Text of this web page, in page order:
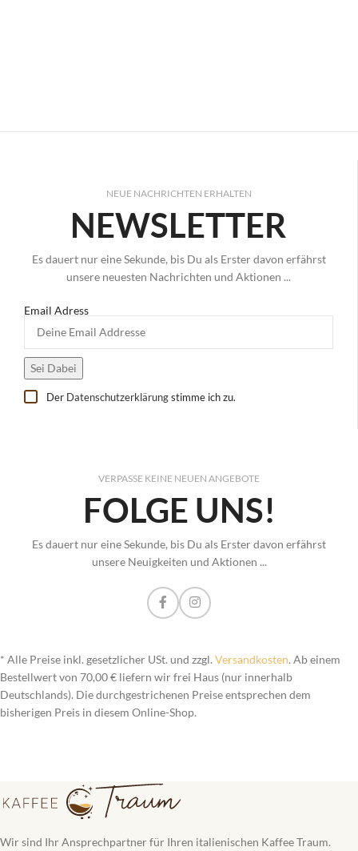
NEUE NACHRICHTEN ERHALTEN
NEWSLETTER
Es dauert nur eine Sekunde, bis Du als Erster davon erfährst
unsere neuesten Nachrichten und Aktionen ...
Email Adress
Der Datenschutzerklärungstimme ich zu.
VERPASSE KEINE NEUEN ANGEBOTE
FOLGE UNS!
Es dauert nur eine Sekunde, bis Du als Erster davon erfährst
unsere Neuigkeiten und Aktionen ...
* Alle Preise inkl. gesetzlicher USt. und zzgl. Versandkosten. Ab einem
Bestellwert von 70,00 € liefern wir frei Haus (nur innerhalb
Deutschlands). Die durchgestrichenen Preise entsprechen dem
bisherigen Preis in diesem Online-Shop.
Wir sind Ihr Ansprechpartner für Ihren italienischen Kaffee Traum.